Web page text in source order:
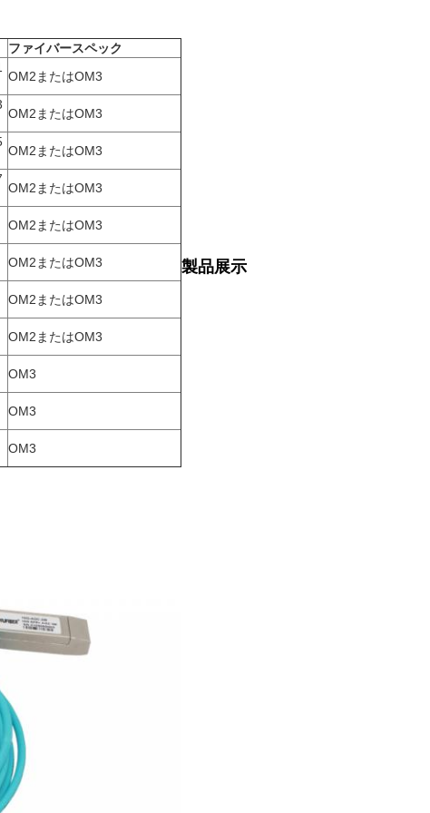
ファイバースペック
OM2またはOM3
OM2またはOM3
OM2またはOM3
OM2またはOM3
OM2またはOM3
OM2またはOM3
OM2またはOM3
OM2またはOM3
OM3
OM3
OM3
製品展示